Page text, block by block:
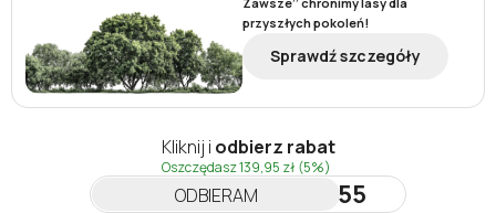
przyszłych pokoleń!
Sprawdź szczegóły
Kliknij i odbierz rabat
Oszczędasz139,95 zł (5%)
ODBIERAM
NEWSLETTER55